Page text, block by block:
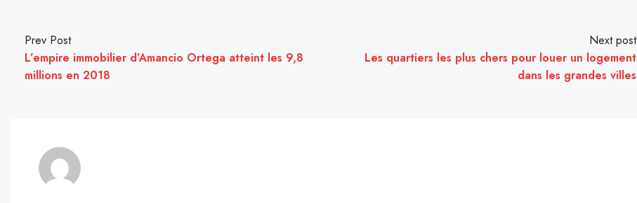
Prev Post
L’empire immobilier d’Amancio Ortega atteint les 9,8
millions en 2018
Next post
Les quartiers les plus chers pour louer un logement
dans les grandes villes